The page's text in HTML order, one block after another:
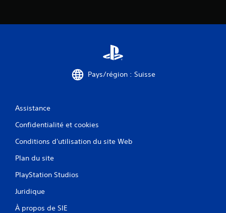
v
Pays/région : Suisse
Assistance
Confidentialité et cookies
Conditions d'utilisation du site Web
Plan du site
PlayStation Studios
Juridique
À propos de SIE